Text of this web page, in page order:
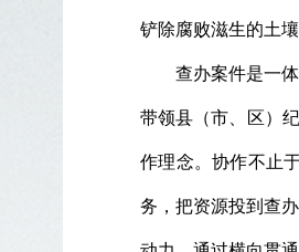
铲除腐败滋生的土
查办案件是一
带领县（市、区）
作理念。协作不止
务，把资源投到查